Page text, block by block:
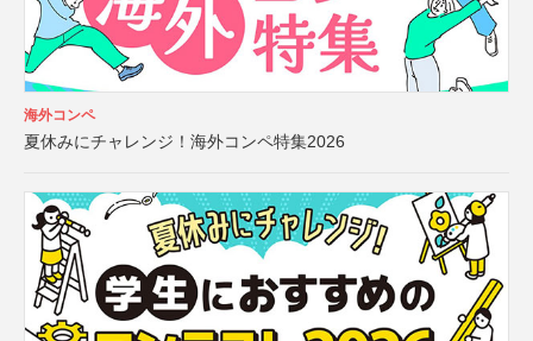
海外コンペ
夏休みにチャレンジ！海外コンペ特集2026